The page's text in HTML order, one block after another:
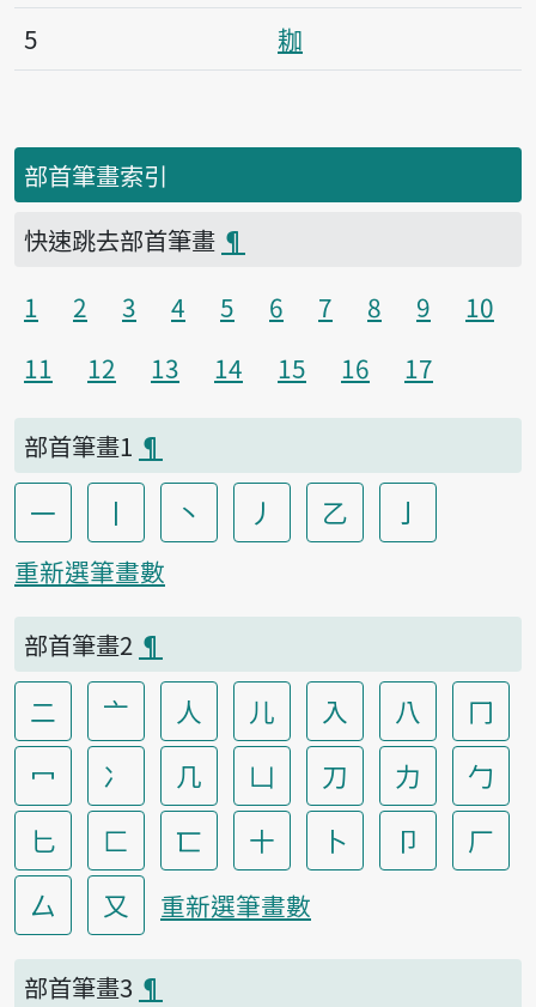
5
耞
部首筆畫索引
快速跳去部首筆畫 ¶
1
2 3 4 5 6 7 8 9
10
11
12 13 14 15 16 17
部首筆畫1 ¶
一 丨 丶 丿 乙 亅
重新選筆畫數
部首筆畫2 ¶
二 亠 人 儿 入 八
冂
冖
冫 几 凵 刀 力
勹
匕
匚 匸 十 卜 卩
厂
厶
又 重新選筆畫數
部首筆畫3 ¶